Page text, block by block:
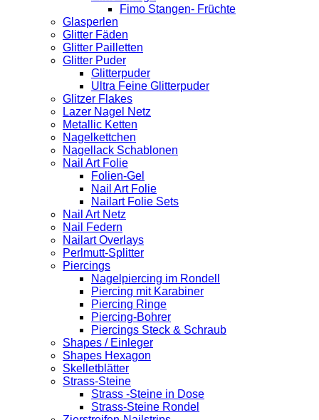
Fimo Stangen- Früchte
Glasperlen
Glitter Fäden
Glitter Pailletten
Glitter Puder
Glitterpuder
Ultra Feine Glitterpuder
Glitzer Flakes
Lazer Nagel Netz
Metallic Ketten
Nagelkettchen
Nagellack Schablonen
Nail Art Folie
Folien-Gel
Nail Art Folie
Nailart Folie Sets
Nail Art Netz
Nail Federn
Nailart Overlays
Perlmutt-Splitter
Piercings
Nagelpiercing im Rondell
Piercing mit Karabiner
Piercing Ringe
Piercing-Bohrer
Piercings Steck & Schraub
Shapes / Einleger
Shapes Hexagon
Skelletblätter
Strass-Steine
Strass -Steine in Dose
Strass-Steine Rondel